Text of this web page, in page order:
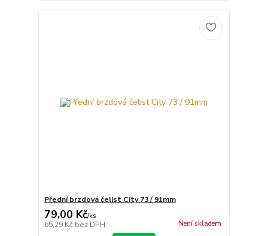
Přední brzdová čelist City 73 / 91mm
79,00 Kč/ks
65,29 Kč bez DPH Není skladem